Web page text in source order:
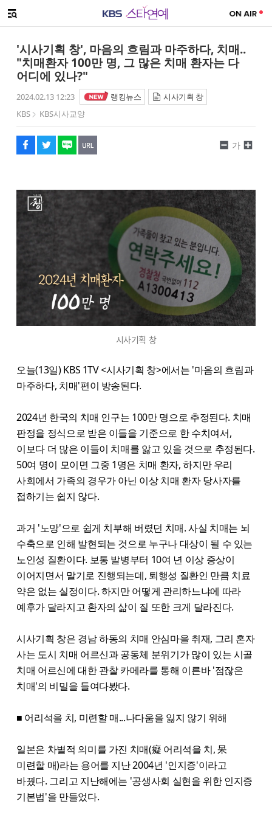
메뉴 열기
'시사기획 창', 마음의 흐림과 마주하다, 치매..
"치매환자 100만 명, 그 많은 치매 환자는 다
어디에 있나?"
2024.02.13 12:23 랭킹뉴스
시사기획 창
KBS
KBS시사교양
페이스북
트위터
네이버
URL복사
글씨 작게보기
가
글씨 크게보기
시사기획 창
오늘(13일) KBS 1TV <시사기획 창>에서는 '마음의 흐림과
마주하다, 치매'편이 방송된다.
2024년 한국의 치매 인구는 100만 명으로 추정된다. 치매
판정을 정식으로 받은 이들을 기준으로 한 수치여서,
이보다 더 많은 이들이 치매를 앓고 있을 것으로 추정된다.
50여 명이 모이면 그중 1명은 치매 환자, 하지만 우리
사회에서 가족의 경우가 아닌 이상 치매 환자 당사자를
접하기는 쉽지 않다.
과거 '노망'으로 쉽게 치부해 버렸던 치매. 사실 치매는 뇌
수축으로 인해 발현되는 것으로 누구나 대상이 될 수 있는
노인성 질환이다. 보통 발병부터 10여 년 이상 증상이
이어지면서 말기로 진행되는데, 퇴행성 질환인 만큼 치료
약은 없는 실정이다. 하지만 어떻게 관리하느냐에 따라
예후가 달라지고 환자의 삶이 질 또한 크게 달라진다.
시사기획 창은 경남 하동의 치매 안심마을 취재, 그리 혼자
사는 도시 치매 어르신과 공동체 분위기가 많이 있는 시골
치매 어르신에 대한 관찰 카메라를 통해 이른바 '점잖은
치매'의 비밀을 들여다봤다.
■ 어리석을 치, 미련할 매...나다움을 잃지 않기 위해
일본은 차별적 의미를 가진 치매(癡 어리석을 치, 呆
미련할 매)라는 용어를 지난 2004년 '인지증'이라고
바꿨다. 그리고 지난해에는 '공생사회 실현을 위한 인지증
기본법'을 만들었다.
해시태그